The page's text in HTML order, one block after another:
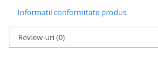
Informatii conformitate produs
Review-uri(0)